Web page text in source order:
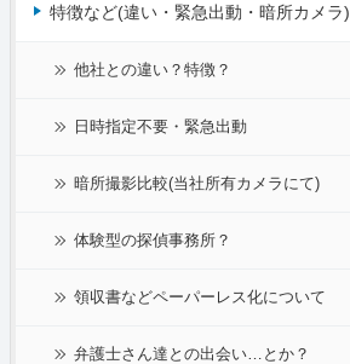
特徴など(違い・緊急出動・暗所カメラ)
他社との違い？特徴？
日時指定不要・緊急出動
暗所撮影比較(当社所有カメラにて)
体験型の探偵事務所？
領収書などペーパーレス化について
弁護士さん達との出会い…とか？